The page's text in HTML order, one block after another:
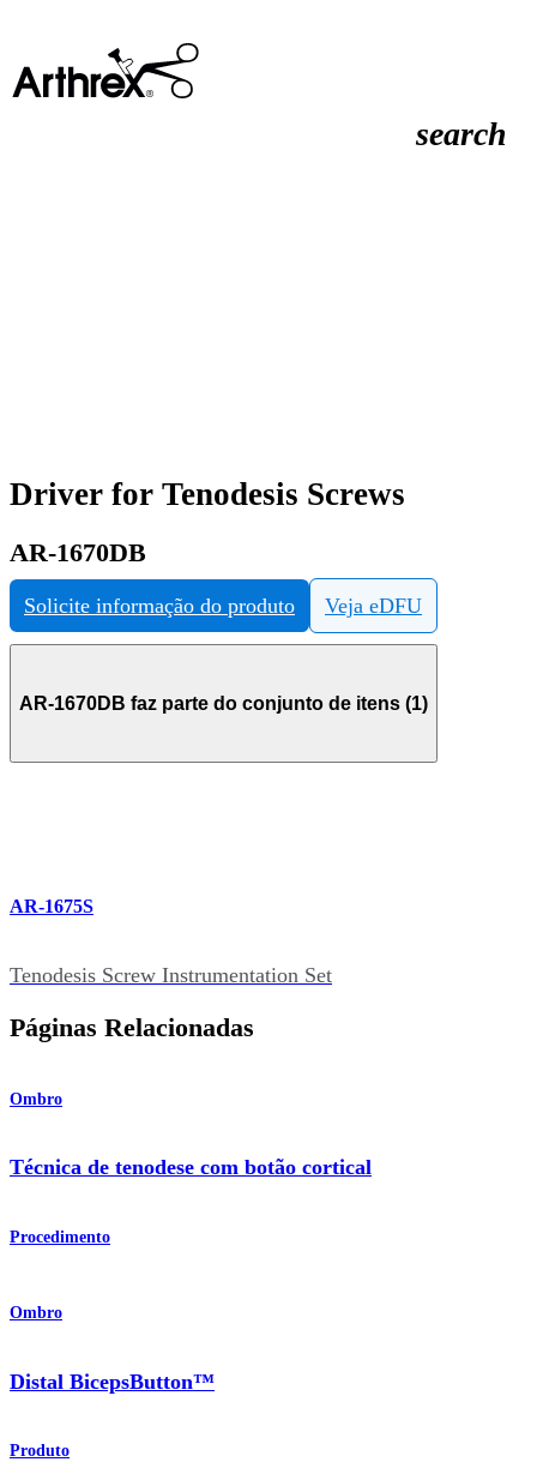
search
Driver for Tenodesis Screws
AR-1670DB
Solicite informação do produto Veja eDFU
AR-1670DB faz parte do conjunto de itens (1)
AR-1675S
Tenodesis Screw Instrumentation Set
Páginas Relacionadas
Ombro
Técnica de tenodese com botão cortical
Procedimento
Ombro
Distal BicepsButton™
Produto